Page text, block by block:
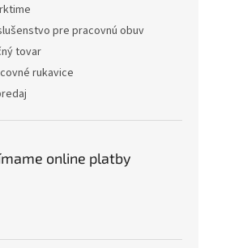
pre pracovnú obuv
tovar
rukavice
online platby